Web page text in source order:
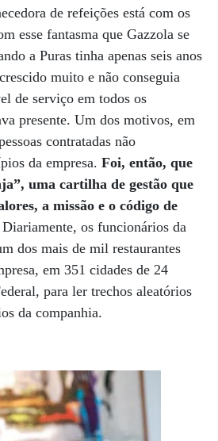
de refeições está com os
esse fantasma que Gazzola se
a Puras tinha apenas seis anos
muito e não conseguia
de serviço em todos os
presente. Um dos motivos, em
contratadas não
da empresa. Foi, então, que
uma cartilha de gestão que
a missão e o código de
Diariamente, os funcionários da
dos mais de mil restaurantes
em 351 cidades de 24
para ler trechos aleatórios
da companhia.